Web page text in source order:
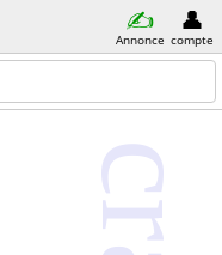
Annonce compte